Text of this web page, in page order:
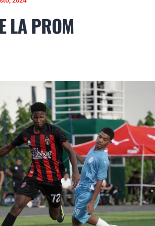
LA PROM